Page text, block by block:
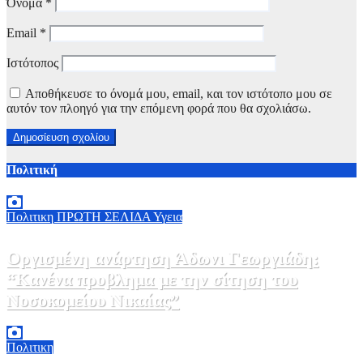
Όνομα *
Email *
Ιστότοπος
Αποθήκευσε το όνομά μου, email, και τον ιστότοπο μου σε
αυτόν τον πλοηγό για την επόμενη φορά που θα σχολιάσω.
Πολιτική
Πολιτικη ΠΡΩΤΗ ΣΕΛΙΔΑ Υγεια
Οργισμένη ανάρτηση Άδωνι Γεωργιάδη:
“Κανένα προβλημα με την σίτηση του
Νοσοκομείου Νικαίας”
Πολιτικη